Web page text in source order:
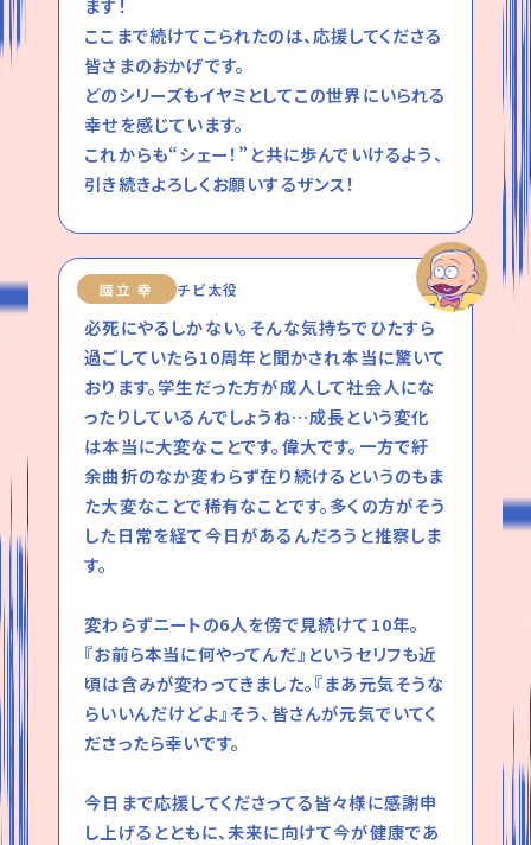
ここまで続けてこられたのは、応援してくださる
皆さまのおかげです。
どのシリーズもイヤミとしてこの世界にいられる
幸せを感じています。
これからも“シェー！”と共に歩んでいけるよう、
引き続きよろしくお願いするザンス！
國立 幸 チビ太役
必死にやるしかない。そんな気持ちでひたすら
過ごしていたら10周年と聞かされ本当に驚いて
おります。学生だった方が成人して社会人にな
ったりしているんでしょうね…成長という変化
は本当に大変なことです。偉大です。一方で紆
余曲折のなか変わらず在り続けるというのもま
た大変なことで稀有なことです。多くの方がそう
した日常を経て今日があるんだろうと推察しま
す。
変わらずニートの6人を傍で見続けて10年。
『お前ら本当に何やってんだ』というセリフも近
頃は含みが変わってきました。『まあ元気そうな
らいいんだけどよ』そう、皆さんが元気でいてく
ださったら幸いです。
今日まで応援してくださってる皆々様に感謝申
し上げるとともに、未来に向けて今が健康であ